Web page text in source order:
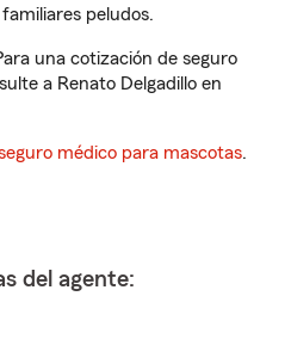
peludos.
una cotización de seguro
a Renato Delgadillo en
médico para mascotas.
del agente: